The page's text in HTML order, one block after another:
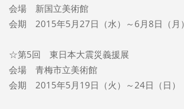
会場 新国立美術館
会期 2015年5月27日（水）～6月8日（月）
☆第5回 東日本大震災義援展
会場 青梅市立美術館
会期 2015年5月19日（火）～24日（日）